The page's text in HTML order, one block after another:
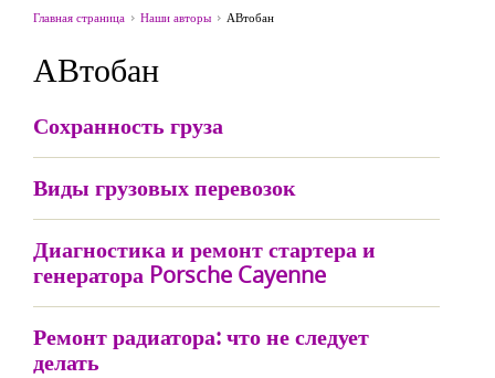
Главная страница Наши авторы АВтобан
АВтобан
Сохранность груза
Виды грузовых перевозок
Диагностика и ремонт стартера и
генератора Porsche Cayenne
Ремонт радиатора: что не следует
делать